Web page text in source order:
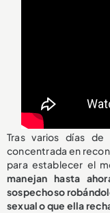
Tras varios días de
concentrada en
para establecer el
manejan hasta
sospechoso
sexual o que ella